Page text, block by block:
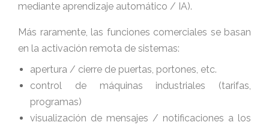
mediante aprendizaje automático / IA).
Más raramente, las funciones comerciales se basan
en la activación remota de sistemas:
apertura / cierre de puertas, portones, etc.
control de máquinas industriales (tarifas,
programas)
visualización de mensajes / notificaciones a los